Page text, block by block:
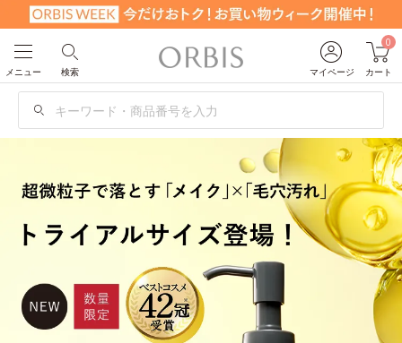
マイページ
0
カート
検索
メニュー
検